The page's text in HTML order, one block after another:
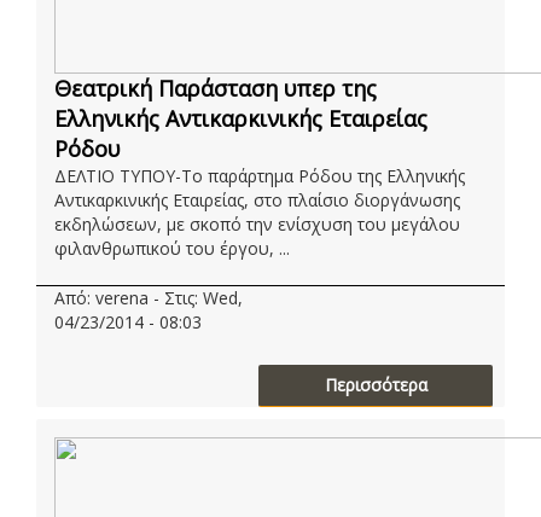
Θεατρική Παράσταση υπερ της
Ελληνικής Αντικαρκινικής Εταιρείας
Ρόδου
ΔΕΛΤΙΟ ΤΥΠΟΥ-To παράρτημα Ρόδου της Ελληνικής
Αντικαρκινικής Εταιρείας, στο πλαίσιο διοργάνωσης
εκδηλώσεων, με σκοπό την ενίσχυση του μεγάλου
φιλανθρωπικού του έργου, ...
Από: verena - Στις: Wed,
04/23/2014 - 08:03
Περισσότερα